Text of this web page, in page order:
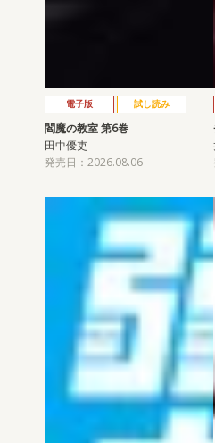
電子版 試し読み
閻魔の教室 第6巻
田中優吏
発売日：2026.08.06